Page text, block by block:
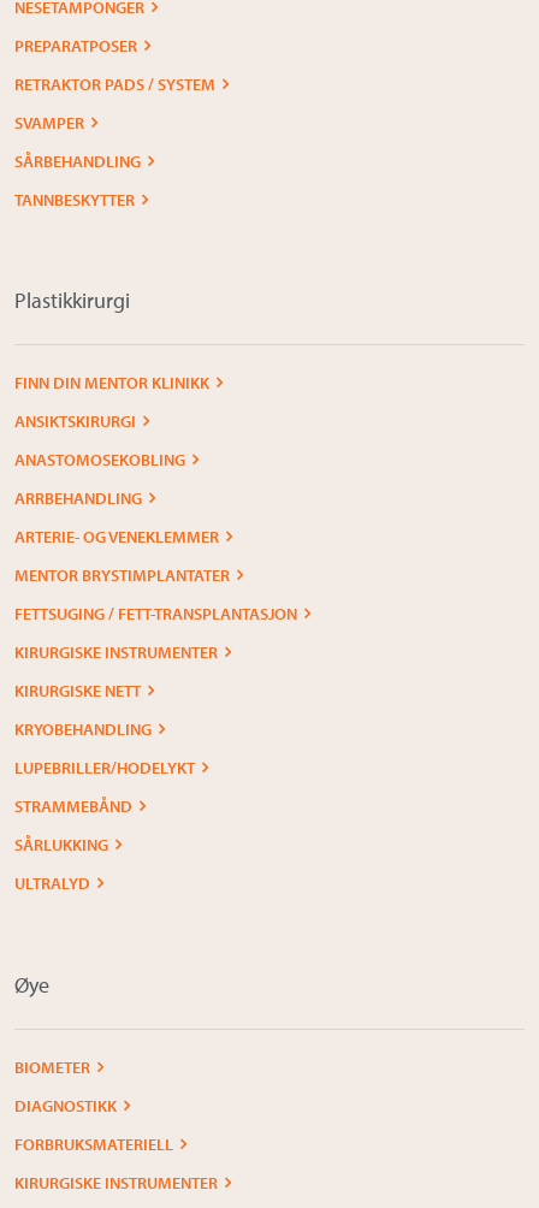
NESETAMPONGER
PREPARATPOSER
RETRAKTOR PADS / SYSTEM
SVAMPER
SÅRBEHANDLING
TANNBESKYTTER
Plastikkirurgi
FINN DIN MENTOR KLINIKK
ANSIKTSKIRURGI
ANASTOMOSEKOBLING
ARRBEHANDLING
ARTERIE- OG VENEKLEMMER
MENTOR BRYSTIMPLANTATER
FETTSUGING / FETT-TRANSPLANTASJON
KIRURGISKE INSTRUMENTER
KIRURGISKE NETT
KRYOBEHANDLING
LUPEBRILLER/HODELYKT
STRAMMEBÅND
SÅRLUKKING
ULTRALYD
Øye
BIOMETER
DIAGNOSTIKK
FORBRUKSMATERIELL
KIRURGISKE INSTRUMENTER